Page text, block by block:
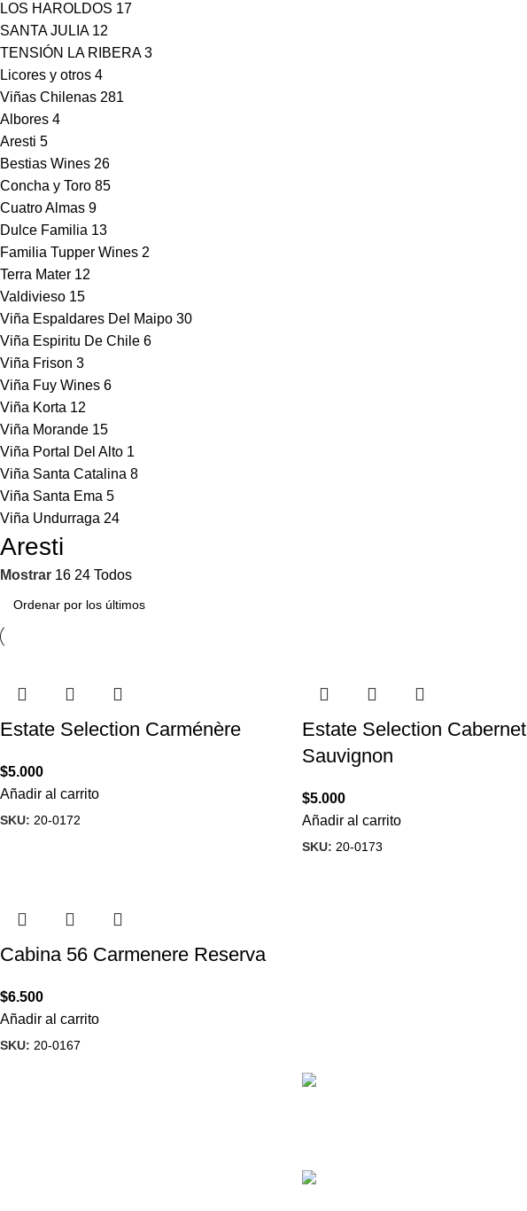
LOS HAROLDOS 17
SANTA JULIA 12
TENSIÓN LA RIBERA 3
Licores y otros 4
Viñas Chilenas 281
Albores 4
Aresti 5
Bestias Wines 26
Concha y Toro 85
Cuatro Almas 9
Dulce Familia 13
Familia Tupper Wines 2
Terra Mater 12
Valdivieso 15
Viña Espaldares Del Maipo 30
Viña Espiritu De Chile 6
Viña Frison 3
Viña Fuy Wines 6
Viña Korta 12
Viña Morande 15
Viña Portal Del Alto 1
Viña Santa Catalina 8
Viña Santa Ema 5
Viña Undurraga 24
Aresti
Mostrar 16 24 Todos
Estate Selection Carménère
$5.000
Añadir al carrito
SKU: 20-0172
Estate Selection Cabernet
Sauvignon
$5.000
Añadir al carrito
SKU: 20-0173
Cabina 56 Carmenere Reserva
$6.500
Añadir al carrito
SKU: 20-0167